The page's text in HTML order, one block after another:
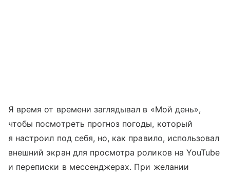
Я время от времени заглядывал в «Мой день»,
чтобы посмотреть прогноз погоды, который
я настроил под себя, но, как правило, использовал
внешний экран для просмотра роликов на YouTube
и переписки в мессенджерах. При желании